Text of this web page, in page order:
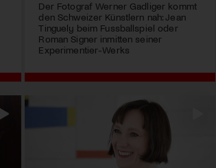
Der Fotograf Werner Gadliger kommt
den Schweizer Künstlern nah: Jean
Tinguely beim Fussballspiel oder
Roman Signer inmitten seiner
Experimentier-Werks